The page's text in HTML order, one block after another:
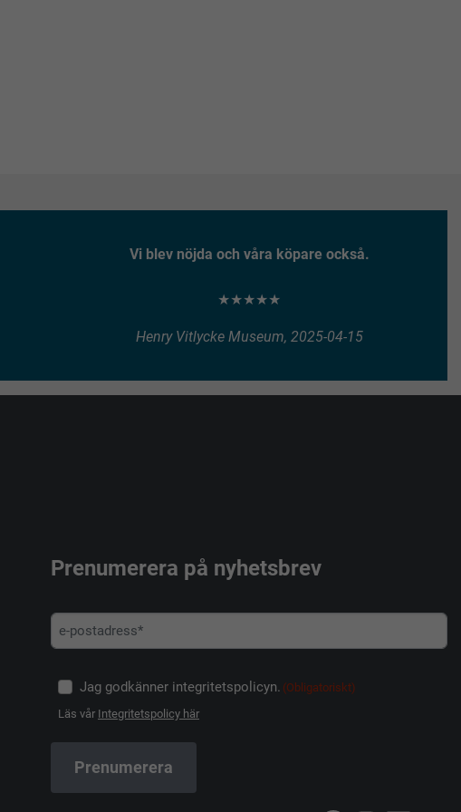
Vi blev nöjda och våra köpare också.
★★★★★
Henry Vitlycke Museum, 2025-04-15
Prenumerera på nyhetsbrev
Jag godkänner integritetspolicyn. (Obligatoriskt)
Läs vår Integritetspolicy här